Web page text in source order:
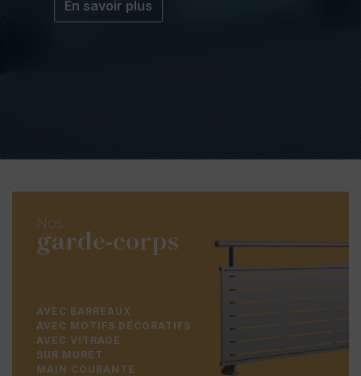
En savoir plus
Nos
garde-corps
AVEC BARREAUX
AVEC MOTIFS DÉCORATIFS
AVEC VITRAGE
SUR MURET
MAIN COURANTE